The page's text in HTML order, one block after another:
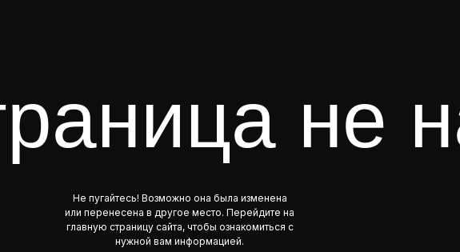
Не пугайтесь! Возможно она была изменена
или перенесена в другое место. Перейдите на
главную страницу сайта, чтобы ознакомиться с
нужной вам информацией.
не